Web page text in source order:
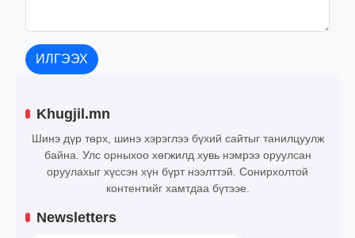
ИЛГЭЭХ
Khugjil.mn
Шинэ дүр төрх, шинэ хэрэглээ бүхий сайтыг танилцуулж
байна. Улс орныхоо хөгжилд хувь нэмрээ оруулсан
оруулахыг хүссэн хүн бүрт нээлттэй. Сонирхолтой
контентийг хамтдаа бүтээе.
Newsletters